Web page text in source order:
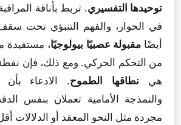
توحيدها التفسيري. تربط بأناقة
في الحوار، والفهم التنبؤي تحت
أيضًا مقبولة عصبيًا بيولوجيًا، مستفيدة
من التحكم الحركي. ومع ذلك، فإن
هي نطاقها الطموح. الادعاء بأن
والنمذجة الأمامية تعملان بنفس
مجردة مثل النحو المعقد أو الدلالات